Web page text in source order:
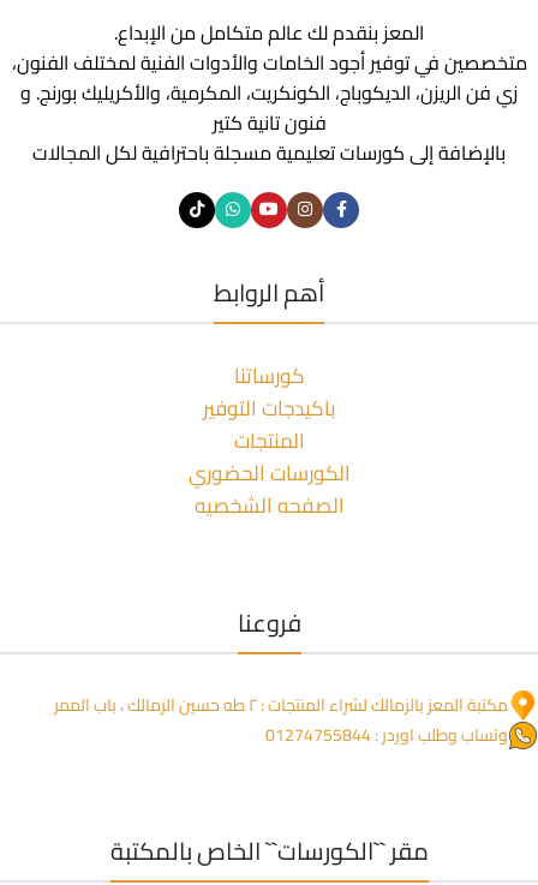
المعز بنقدم لك عالم متكامل من الإبداع.
متخصصين في توفير أجود الخامات والأدوات الفنية لمختلف الفنون،
زي فن الريزن، الديكوباج، الكونكريت، المكرمية، والأكريليك بورنج. و
فنون تانية كتير
بالإضافة إلى كورسات تعليمية مسجلة باحترافية لكل المجالات
أهم الروابط
كورساتنا
باكيدجات التوفير
المنتجات
الكورسات الحضوري
الصفحه الشخصيه
فروعنا
مكتبة المعز بالزمالك لشراء المنتجات : ٢ طه حسين الزمالك ، باب الممر
وتساب وطلب اوردر : 01274755844
مقر ``الكورسات`` الخاص بالمكتبة